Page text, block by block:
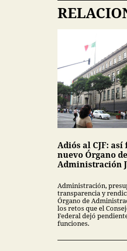
Adiós al CJF:
nuevo Órgano de
Administración
Administración,
transparencia y
Órgano de
los retos que el
Federal dejó
funciones.